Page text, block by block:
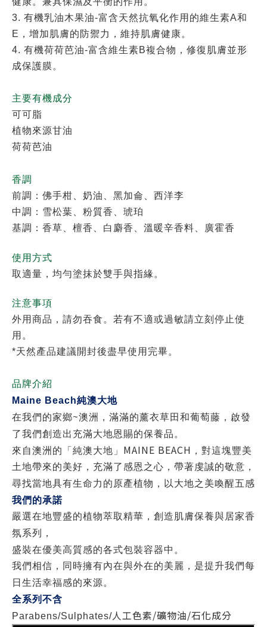
3. 有機乳油木果油-富含天然抗氧化作用的維生素A和
E，增加肌膚的防禦力，維持肌膚健康。
4. 有機荷荷芭油-富含維生素B複合物，修復肌膚並形
成保護膜。
主要有機成分
可可脂
植物來源甘油
荷荷芭油
香調
前調：佛手柑、奶油、黑加侖、西洋李
中調：雪松葉、粉質香、琥珀
基調：香草、檀香、白麝香、溫暖辛香料、廣霍香
使用方式
取適量，均勻塗抹於雙手與指緣。
注意事項
外用商品，請勿吞食。若有不適或過敏請立刻停止使
用。
*天然產品建議開封後盡早使用完畢。
品牌介紹
Maine Beach純澳大地
在我們的家鄉~澳洲，滿滿的薰衣草田和葡萄藤，啟發
了我們創造出充滿大地恩賜的保養品。
來自澳洲的「純澳大地」 MAINE BEACH ，對這塊豐美
土地帶來的美好，充滿了感恩之心，帶著虔誠的敬意，
尋找當地具有生命力的原產植物，以大地之美喚醒五感
我們的承諾
嚴選在地豐盛的植物萃取精華，創造肌膚保養與居家香
氛系列，
盛裝在優美高質感的各式包裝容器中。
我們相信，同時擁有內在與外在的美麗，是提升我們每
日生活幸福感的來源。
全系列不含
Parabens/Sulphates/人工色素/礦物油/石化成分